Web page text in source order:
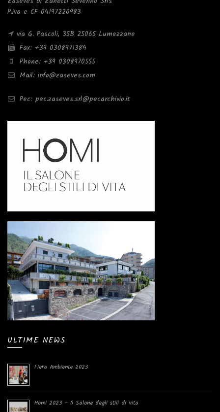
P.iva e CF 04197220983
via G. Pascoli, 35B 25065 Lumezzane
Fax: +39 0308971384
Phone: +39 0308970555
Mail: info@zaseves.com
Pec: pec.zaseves.srl@pecarchivio.it
ULTIME NEWS
Fiera Ambiente 2023
Homi 2023 – Il Salone degli stili di vita